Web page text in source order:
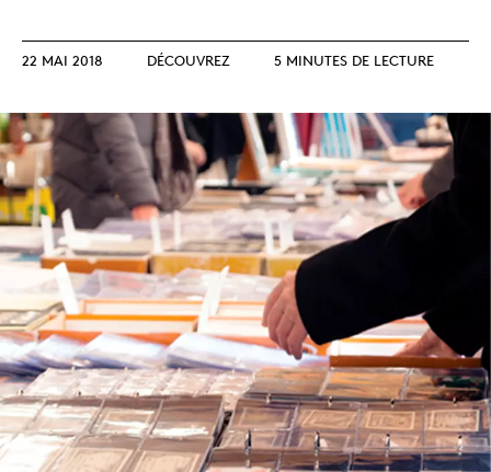
22 MAI 2018 DÉCOUVREZ 5 MINUTES DE LECTURE